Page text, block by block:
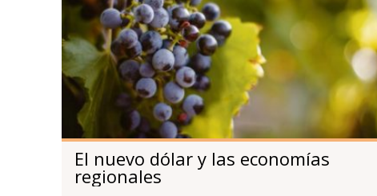
El nuevo dólar y las economías
regionales